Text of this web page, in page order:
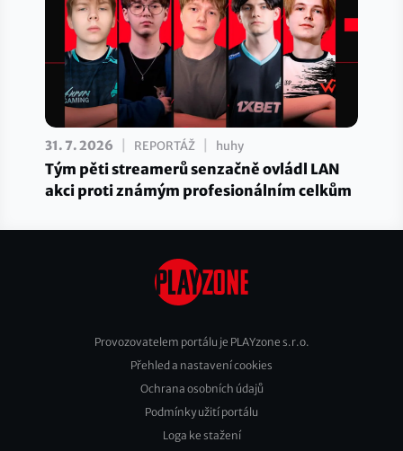
31. 7. 2026 REPORTÁŽ huhy
Tým pěti streamerů senzačně ovládl LAN
akci proti známým profesionálním celkům
Footer
Provozovatelem portálu je PLAYzone s.r.o.
Přehled a nastavení cookies
Ochrana osobních údajů
Podmínky užití portálu
Loga ke stažení